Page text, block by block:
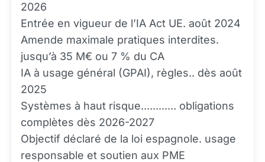
2026
Entrée en vigueur de l’IA Act UE. août 2024
Amende maximale pratiques interdites.
jusqu’à 35 M€ ou 7 % du CA
IA à usage général (GPAI), règles.. dès août
2025
Systèmes à haut risque............ obligations
complètes dès 2026-2027
Objectif déclaré de la loi espagnole. usage
responsable et soutien aux PME